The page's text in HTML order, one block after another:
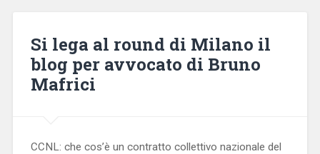
Si lega al round di Milano il
blog per avvocato di Bruno
Mafrici
CCNL: che cos’è un contratto collettivo nazionale del